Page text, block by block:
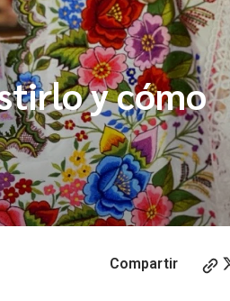
y cómo
Compartir